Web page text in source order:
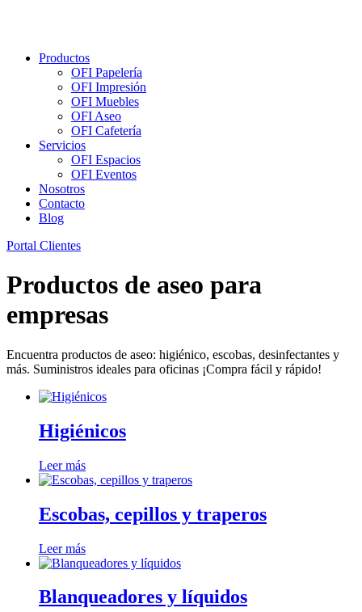
Productos
OFI Papelería
OFI Impresión
OFI Muebles
OFI Aseo
OFI Cafetería
Servicios
OFI Espacios
OFI Eventos
Nosotros
Contacto
Blog
Portal Clientes
Productos de aseo para
empresas
Encuentra productos de aseo: higiénico, escobas, desinfectantes y
más. Suministros ideales para oficinas ¡Compra fácil y rápido!
Higiénicos
Leer más
Escobas, cepillos y traperos
Leer más
Blanqueadores y líquidos